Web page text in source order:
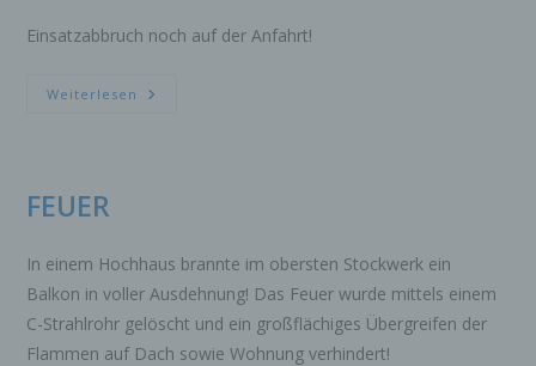
Einsatzabbruch noch auf der Anfahrt!
Weiterlesen TECHNISCHE
FEUER
In einem Hochhaus brannte im obersten Stockwerk ein
Balkon in voller Ausdehnung! Das Feuer wurde mittels einem
C-Strahlrohr gelöscht und ein großflächiges Übergreifen der
Flammen auf Dach sowie Wohnung verhindert!